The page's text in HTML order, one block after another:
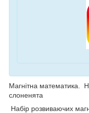
Магнітна математика.
слоненята
Набір розвиваючих